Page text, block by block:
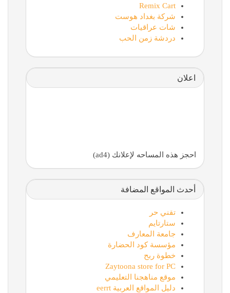
Remix Cart
شركة بغداد هوست
شات عراقيات
دردشة زمن الحب
اعلان
احجز هذه المساحه لإعلانك (ad4)
أحدث المواقع المضافة
تقني حر
ستارتايم
جامعة المعارف
مؤسسة كود الحضارة
خطوة ربح
Zaytoona store for PC
موقع مناهجنا التعليمي
دليل المواقع العربية eerrt